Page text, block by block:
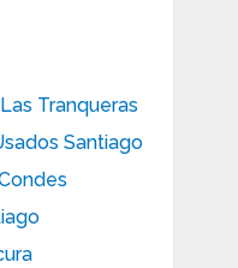
Tranqueras
Santiago